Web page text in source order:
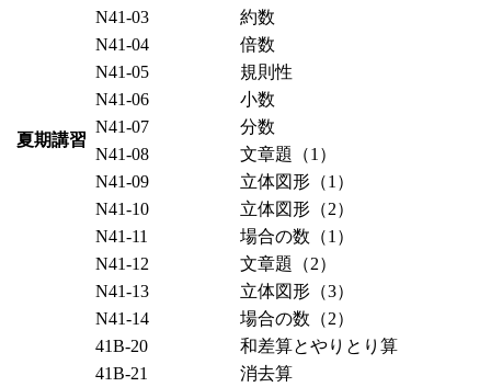
夏期講習
N41-03
約数
N41-04
倍数
N41-05
規則性
N41-06
小数
N41-07
分数
N41-08
文章題（1）
N41-09
立体図形（1）
N41-10
立体図形（2）
N41-11
場合の数（1）
N41-12
文章題（2）
N41-13
立体図形（3）
N41-14
場合の数（2）
41B-20
和差算とやりとり算
41B-21
消去算